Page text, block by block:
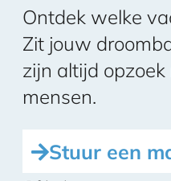
Ontdek welke
Zit jouw
zijn altijd
mensen.
Stuur een